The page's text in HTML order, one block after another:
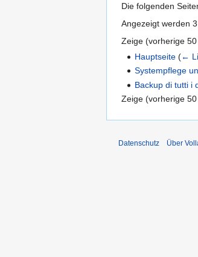
Die folgenden
Angezeigt werden 3
Zeige (vorherige 50
Hauptseite (←
Systempflege
Backup di tutti i
Zeige (vorherige 50
Datenschutz Über